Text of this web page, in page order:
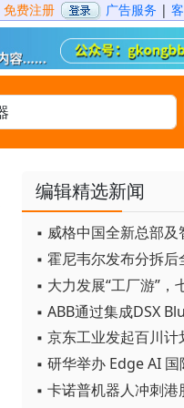
免费注册 广告服务 |
编辑精选新闻
▪ 卡诺普机器人冲刺港